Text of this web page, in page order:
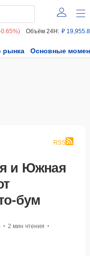
0.65%) Объём 24H: ₽
рынка Основные
RSS
и Южная
бум
• 2 мин чтения •